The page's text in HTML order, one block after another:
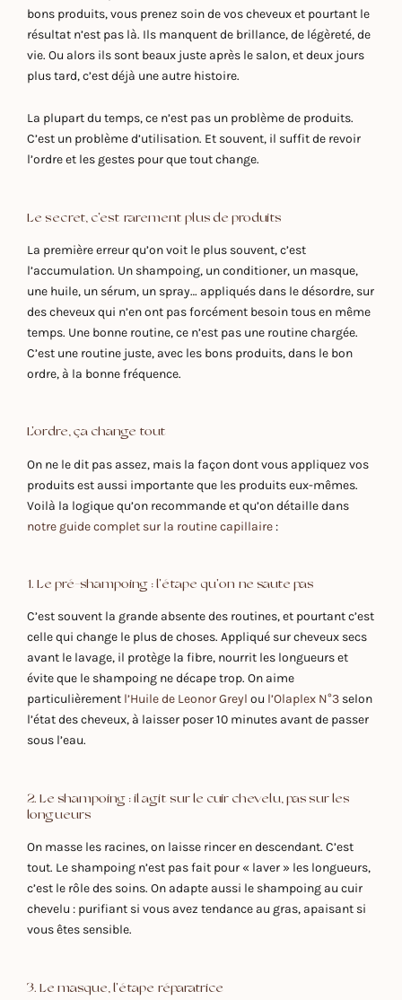
bons produits, vous prenez soin de vos cheveux et pourtant le
résultat n’est pas là. Ils manquent de brillance, de légèreté, de
vie. Ou alors ils sont beaux juste après le salon, et deux jours
plus tard, c’est déjà une autre histoire.
La plupart du temps, ce n’est pas un problème de produits.
C’est un problème d’utilisation. Et souvent, il suffit de revoir
l’ordre et les gestes pour que tout change.
Le secret, c'est rarement plus de produits
La première erreur qu’on voit le plus souvent, c’est
l’accumulation. Un shampoing, un conditioner, un masque,
une huile, un sérum, un spray… appliqués dans le désordre, sur
des cheveux qui n’en ont pas forcément besoin tous en même
temps. Une bonne routine, ce n’est pas une routine chargée.
C’est une routine juste, avec les bons produits, dans le bon
ordre, à la bonne fréquence.
L'ordre, ça change tout
On ne le dit pas assez, mais la façon dont vous appliquez vos
produits est aussi importante que les produits eux-mêmes.
Voilà la logique qu’on recommande et qu’on détaille dans
notre guide complet sur la routine capillaire:
1. Le pré-shampoing : l'étape qu'on ne saute pas
C’est souvent la grande absente des routines, et pourtant c’est
celle qui change le plus de choses. Appliqué sur cheveux secs
avant le lavage, il protège la fibre, nourrit les longueurs et
évite que le shampoing ne décape trop. On aime
particulièrement l’Huile de Leonor Greyl ou l’Olaplex N°3 selon
l’état des cheveux, à laisser poser 10 minutes avant de passer
sous l’eau.
2. Le shampoing : il agit sur le cuir chevelu, pas sur les
longueurs
On masse les racines, on laisse rincer en descendant. C’est
tout. Le shampoing n’est pas fait pour « laver » les longueurs,
c’est le rôle des soins. On adapte aussi le shampoing au cuir
chevelu : purifiant si vous avez tendance au gras, apaisant si
vous êtes sensible.
3. Le masque, l'étape réparatrice